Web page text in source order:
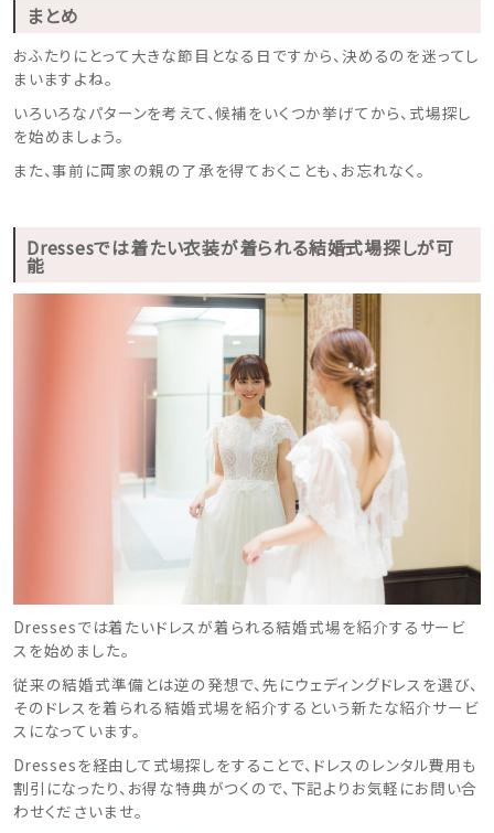
まとめ
おふたりにとって大きな節目となる日ですから、決めるのを迷ってし
まいますよね。
いろいろなパターンを考えて、候補をいくつか挙げてから、式場探し
を始めましょう。
また、事前に両家の親の了承を得ておくことも、お忘れなく。
Dressesでは着たい衣装が着られる結婚式場探しが可
能
Dressesでは着たいドレスが着られる結婚式場を紹介するサービ
スを始めました。
従来の結婚式準備とは逆の発想で、先にウェディングドレスを選び、
そのドレスを着られる結婚式場を紹介するという新たな紹介サービ
スになっています。
Dressesを経由して式場探しをすることで、ドレスのレンタル費用も
割引になったり、お得な特典がつくので、下記よりお気軽にお問い合
わせくださいませ。